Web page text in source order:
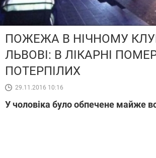
ПОЖЕЖА В НІЧНОМУ
ЛЬВОВІ: В ЛІКАРНІ
ПОТЕРПІЛИХ
29.11.2016 10:16
У чоловіка було обпечене майже